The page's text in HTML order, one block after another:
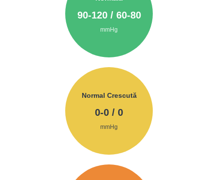
90-120/ 60-80
mmHg
Normal Crescută
0-0 / 0
mmHg